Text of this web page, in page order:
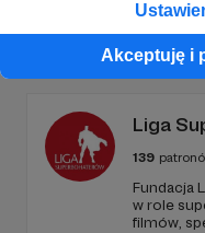
Akceptuję i
Promowani
Liga
139
Fundacja
w role
filmów,